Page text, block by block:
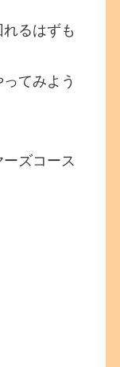
るはずも
てみよう
ズコース